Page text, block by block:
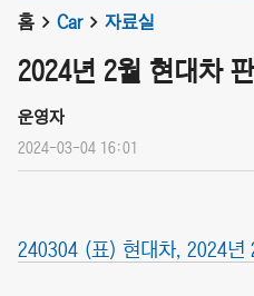
홈 Car 자료실
2024년 2월 현대차
운영자
2024-03-04 16:01
240304 (표) 현대차, 2024